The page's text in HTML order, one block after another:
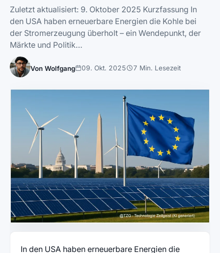
Zuletzt aktualisiert: 9. Oktober 2025 Kurzfassung In
den USA haben erneuerbare Energien die Kohle bei
der Stromerzeugung überholt – ein Wendepunkt, der
Märkte und Politik…
Von Wolfgang 09. Okt. 2025 7 Min. Lesezeit
In den USA haben erneuerbare Energien die